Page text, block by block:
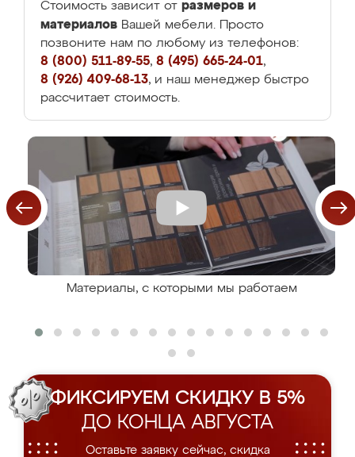
Стоимость зависит от размеров и
материалов Вашей мебели. Просто
позвоните нам по любому из телефонов:
8 (800) 511-89-55, 8 (495) 665-24-01,
8 (926) 409-68-13, и наш менеджер быстро
рассчитает стоимость.
Материалы, с которыми мы работаем
ФИКСИРУЕМ СКИДКУ В 5%
ДО КОНЦА АВГУСТА
Оставьте заявку сейчас, скидка